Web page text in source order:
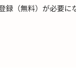
録（無料）が必要に